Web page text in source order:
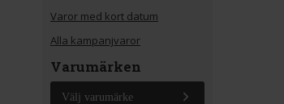
Varor med kort datum
Alla kampanjvaror
Varumärken
Välj varumärke